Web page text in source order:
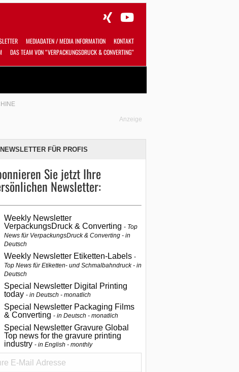
MEDIADATEN / MEDIA INFORMATION
KONTAKT
DAS TEAM VON “VERPACKUNGSDRUCK & CONVERTING”
Anzeige
NEWSLETTER FÜR PROFIS
Sie jetzt Ihre
Newsletter:
Weekly Newsletter
VerpackungsDruck & Converting Top
News für VerpackungsDruck & Converting - in
Deutsch
Weekly Newsletter Etiketten-Labels
Top News für Etiketten- und Schmalbahndruck - in
Deutsch
Special Newsletter Digital Printing
today in Deutsch - monatlich
Special Newsletter Packaging Films
& Converting in Deutsch - monatlich
Special Newsletter Gravure Global
Top news for the gravure printing
industry in English - monthly